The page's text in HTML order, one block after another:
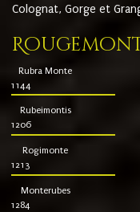
Colognat, Gorge et
Rubra Monte
1144
Rubeimontis
1206
Rogimonte
1213
Monterubes
1284